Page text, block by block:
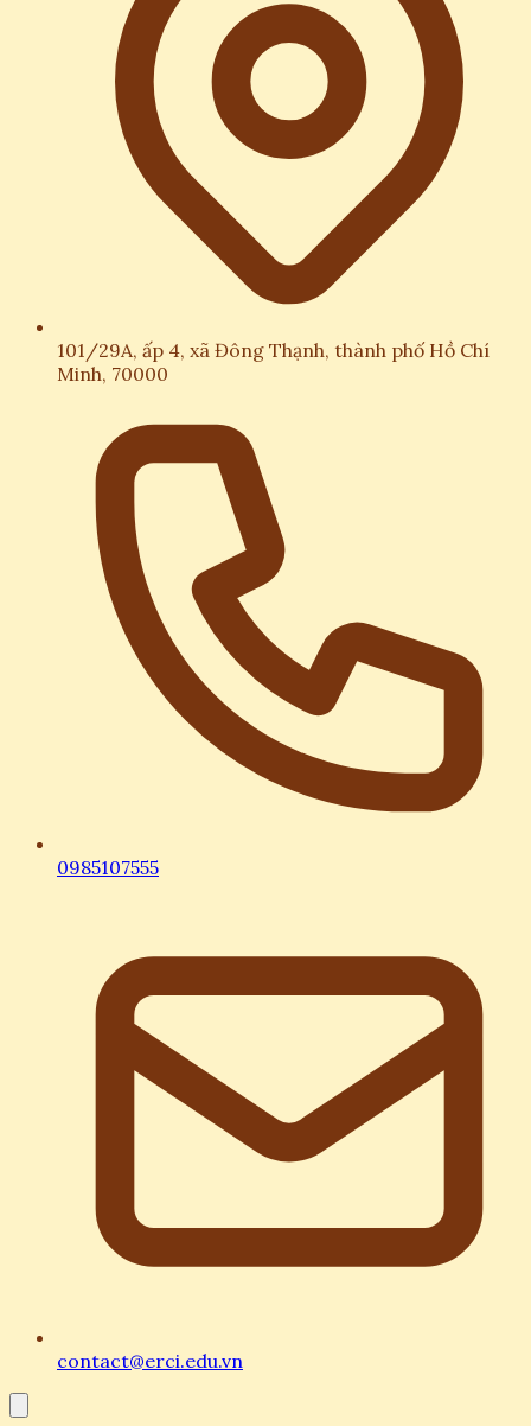
101/29A, ấp 4, xã Đông Thạnh, thành phố Hồ Chí
Minh, 70000
0985107555
contact@erci.edu.vn